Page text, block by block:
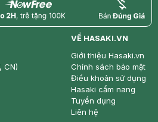
price
CN)
VỀ HASAKI.VN
Giới thiệu Hasaki.vn
Chính sách bảo mật
Điều khoản sử dụng
Hasaki cẩm nang
Tuyển dụng
Liên hệ